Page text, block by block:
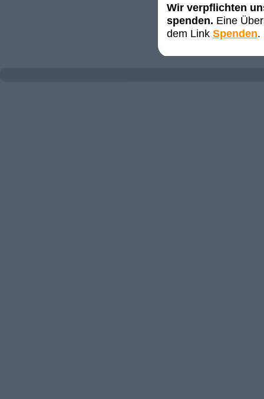
Wir verpflichten
spenden. Eine
dem Link Spenden.